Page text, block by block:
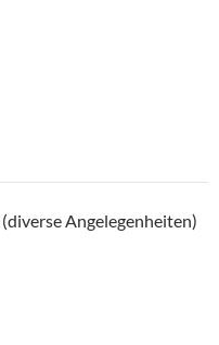
(diverse Angelegenheiten)